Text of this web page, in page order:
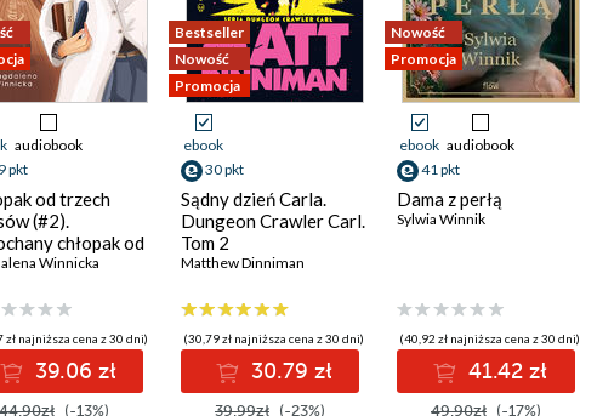
audiobook
pkt
od trzech
(#2).
chłopak od
atlasów
Winnicka
zł najniższa cena z 30 dni)
39.06 zł
44.90zł (-13%)
Bestseller
Nowość
Promocja
ebook
30 pkt
Sądny dzień Carla.
Dungeon Crawler Carl.
Tom 2
Matthew Dinniman
(30,79 zł najniższa cena z 30 dni)
30.79 zł
39.99zł (-23%)
Nowość
Promocja
ebook audiobook
41 pkt
Dama z perłą
Sylwia Winnik
(40,92 zł najniższa cena z 30 dni)
41.42 zł
49.90zł (-17%)